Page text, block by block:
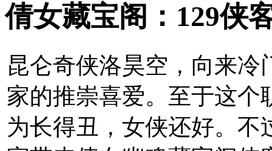
倩女藏宝阁：129侠
昆仑奇侠洛昊空，向来
家的推崇喜爱。至于这个
为长得丑，女侠还好。